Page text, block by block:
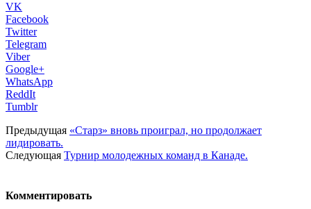
VK
Facebook
Twitter
Telegram
Viber
Google+
WhatsApp
ReddIt
Tumblr
Предыдущая «Старз» вновь проиграл, но продолжает
лидировать.
Следующая Турнир молодежных команд в Канаде.
Комментировать